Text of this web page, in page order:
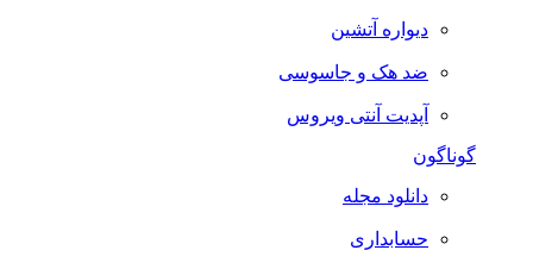
دیواره آتشین
ضد هک و جاسوسی
آپدیت آنتی ویروس
گوناگون
دانلود مجله
حسابداری